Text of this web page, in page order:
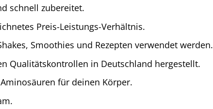
schnell zubereitet.
Preis-Leistungs-Verhältnis.
Smoothies und Rezepten verwendet werden.
Qualitätskontrollen in Deutschland hergestellt.
für deinen Körper.